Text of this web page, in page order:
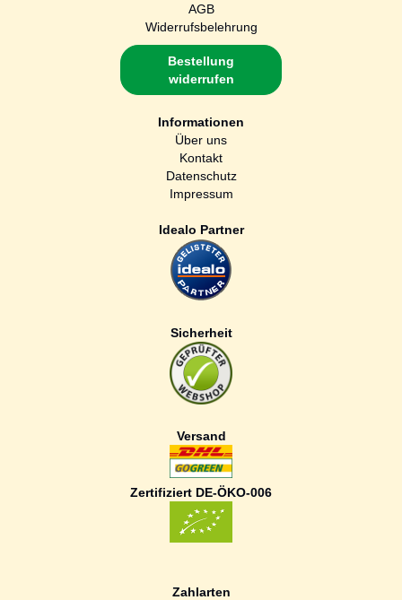
AGB
Widerrufsbelehrung
Bestellung
widerrufen
Informationen
Über uns
Kontakt
Datenschutz
Impressum
Idealo Partner
Sicherheit
Versand
Zertifiziert DE-ÖKO-006
Zahlarten